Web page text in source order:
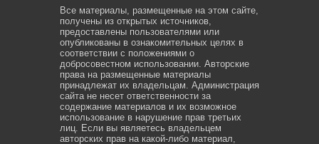
Все материалы, размещенные на этом сайте,
получены из открытых источников,
предоставлены пользователями или
опубликованы в ознакомительных целях в
соответствии с положениями о
добросовестном использовании. Авторские
права на размещенные материалы
принадлежат их владельцам. Администрация
сайта не несет ответственности за
содержание материалов и их возможное
использование в нарушение прав третьих
лиц. Если вы являетесь владельцем
авторских прав на какой-либо материал,